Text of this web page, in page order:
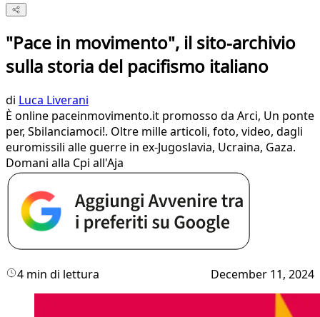
"Pace in movimento", il sito-archivio
sulla storia del pacifismo italiano
di Luca Liverani
È online paceinmovimento.it promosso da Arci, Un ponte
per, Sbilanciamoci!. Oltre mille articoli, foto, video, dagli
euromissili alle guerre in ex-Jugoslavia, Ucraina, Gaza.
Domani alla Cpi all'Aja
4 min di lettura December 11, 2024